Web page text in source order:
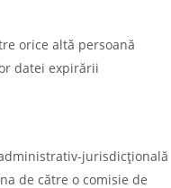
orice altă persoană
datei expirării
jurisdicţională
de către o comisie de